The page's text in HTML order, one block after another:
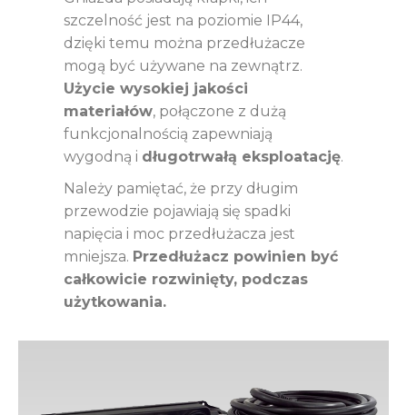
szczelność jest na poziomie IP44,
dzięki temu można przedłużacze
mogą być używane na zewnątrz.
Użycie wysokiej jakości
materiałów, połączone z dużą
funkcjonalnością zapewniają
wygodną i długotrwałą eksploatację.
Należy pamiętać, że przy długim
przewodzie pojawiają się spadki
napięcia i moc przedłużacza jest
mniejsza. Przedłużacz powinien być
całkowicie rozwinięty, podczas
użytkowania.